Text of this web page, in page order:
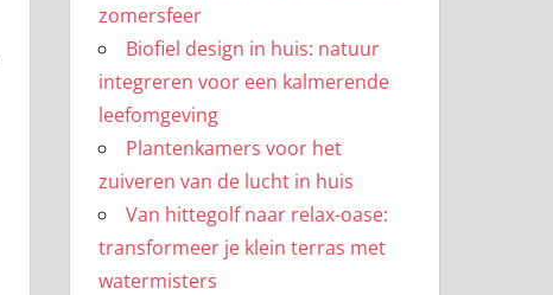
zomersfeer
Biofiel design in huis: natuur
integreren voor een kalmerende
leefomgeving
Plantenkamers voor het
zuiveren van de lucht in huis
Van hittegolf naar relax-oase:
transformeer je klein terras met
watermisters